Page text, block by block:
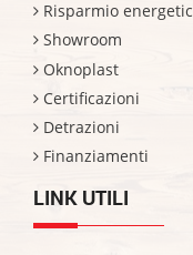
Risparmio
Showroom
Oknoplast
Certificazioni
Detrazioni
Finanziamenti
LINK UTILI